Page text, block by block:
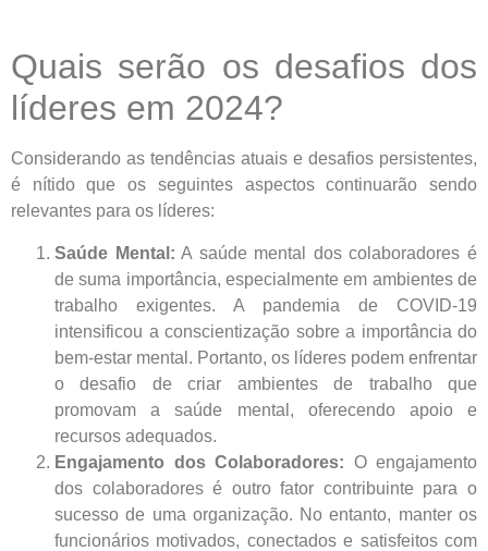
Quais serão os desafios dos
líderes em 2024?
Considerando as tendências atuais e desafios persistentes,
é nítido que os seguintes aspectos continuarão sendo
relevantes para os líderes:
Saúde Mental: A saúde mental dos colaboradores é
de suma importância, especialmente em ambientes de
trabalho exigentes. A pandemia de COVID-19
intensificou a conscientização sobre a importância do
bem-estar mental. Portanto, os líderes podem enfrentar
o desafio de criar ambientes de trabalho que
promovam a saúde mental, oferecendo apoio e
recursos adequados.
Engajamento dos Colaboradores: O engajamento
dos colaboradores é outro fator contribuinte para o
sucesso de uma organização. No entanto, manter os
funcionários motivados, conectados e satisfeitos com